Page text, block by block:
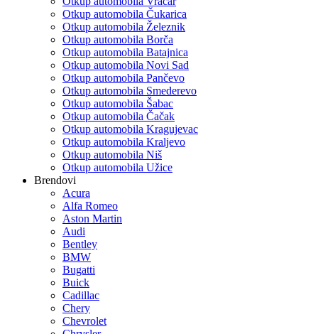
Otkup automobila Čukarica
Otkup automobila Železnik
Otkup automobila Borča
Otkup automobila Batajnica
Otkup automobila Novi Sad
Otkup automobila Pančevo
Otkup automobila Smederevo
Otkup automobila Šabac
Otkup automobila Čačak
Otkup automobila Kragujevac
Otkup automobila Kraljevo
Otkup automobila Niš
Otkup automobila Užice
Brendovi
Acura
Alfa Romeo
Aston Martin
Audi
Bentley
BMW
Bugatti
Buick
Cadillac
Chery
Chevrolet